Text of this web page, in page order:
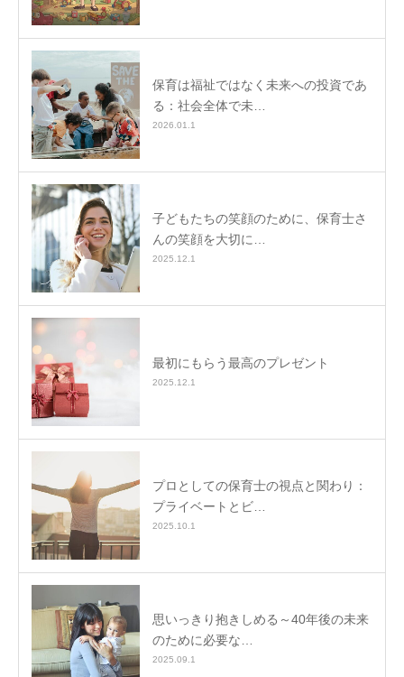
保育は福祉ではなく未来への投資であ
る：社会全体で未…
2026.01.1
子どもたちの笑顔のために、保育士さ
んの笑顔を大切に…
2025.12.1
最初にもらう最高のプレゼント
2025.12.1
プロとしての保育士の視点と関わり：
プライベートとビ…
2025.10.1
思いっきり抱きしめる～40年後の未来
のために必要な…
2025.09.1